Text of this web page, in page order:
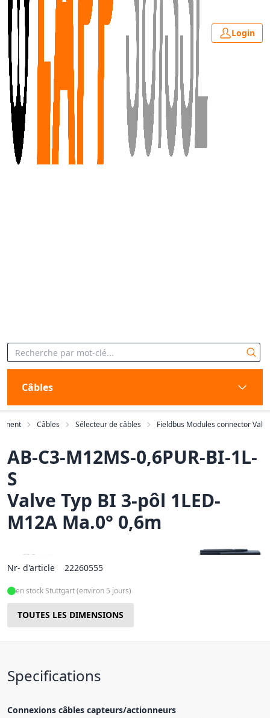
Login
Câbles
Câbles Sélecteur de câbles Fieldbus Modules connector Val
AB-C3-M12MS-0,6PUR-BI-1L-
S
Valve Typ BI 3-pôl 1LED-
M12A Ma.0° 0,6m
Nr- d'article 22260555
en stock Stuttgart (environ 5 jours)
TOUTES LES DIMENSIONS
Specifications
Connexions câbles capteurs/actionneurs